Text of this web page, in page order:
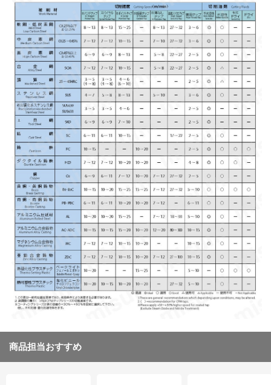
商品担当おすすめ